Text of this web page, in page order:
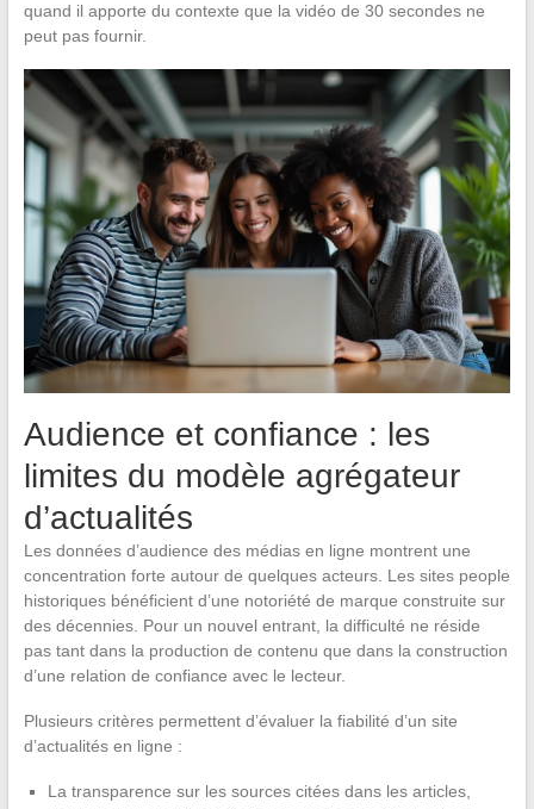
quand il apporte du contexte que la vidéo de 30 secondes ne
peut pas fournir.
Audience et confiance : les
limites du modèle agrégateur
d’actualités
Les données d’audience des médias en ligne montrent une
concentration forte autour de quelques acteurs. Les sites people
historiques bénéficient d’une notoriété de marque construite sur
des décennies. Pour un nouvel entrant, la difficulté ne réside
pas tant dans la production de contenu que dans la construction
d’une relation de confiance avec le lecteur.
Plusieurs critères permettent d’évaluer la fiabilité d’un site
d’actualités en ligne :
La transparence sur les sources citées dans les articles,